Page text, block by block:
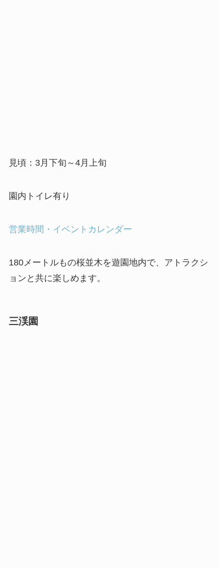
見頃：3月下旬～4月上旬
園内トイレ有り
営業時間・イベントカレンダー
180メートルもの桜並木を遊園地内で、アトラクシ
ョンと共に楽しめます。
三渓園